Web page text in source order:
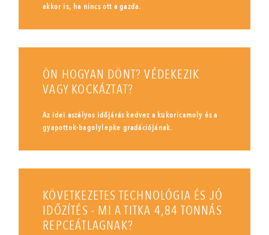
akkor is, ha nincs ott a gazda.
ÖN HOGYAN DÖNT? VÉDEKEZIK
VAGY KOCKÁZTAT?
Az idei aszályos időjárás kedvez a kukoricamoly és a
gyapottok-bagolylepke gradációjának.
KÖVETKEZETES TECHNOLÓGIA ÉS JÓ
IDŐZÍTÉS - MI A TITKA 4,84 TONNÁS
REPCEÁTLAGNAK?